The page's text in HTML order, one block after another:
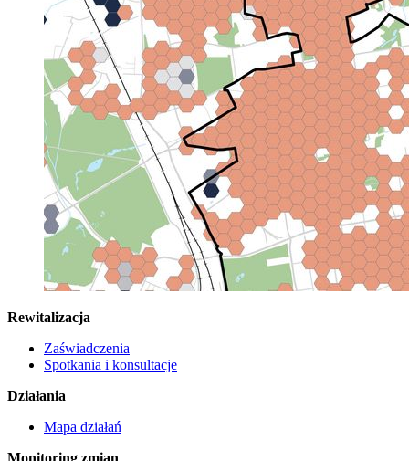
Rewitalizacja
Zaświadczenia
Spotkania i konsultacje
Działania
Mapa działań